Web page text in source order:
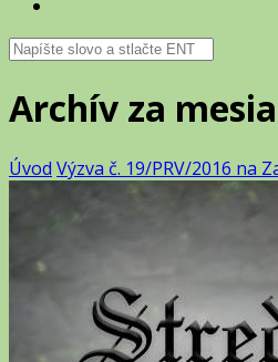
Archív za
Úvod Výzva č. 19/PRV/2016 na